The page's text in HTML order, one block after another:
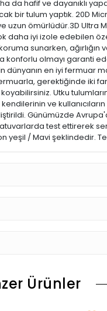
hafif ve dayanıklı
bir tulum yaptık. 20D
uzun ömürlüdür.3D
daha iyi izole edebilen
sunarken, ağırlığın
olmayı garanti
en iyi fermuar
gerektiğinde iki
Utku
ve
Günümüzde
test ettirerek
yeşil / Mavi şeklindedir.
Ürünler